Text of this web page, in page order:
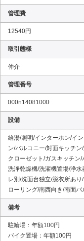
管理費
12540円
取引態様
仲介
管理番号
000n14081000
設備
給湯/照明/インターホン/イ
ン/バルコニー/対面キッチ
クローゼット/ガスキッチン
洗浄乾燥機/洗濯機置場/浄
レ別/洗面台独立/脱衣所あ
ローリング/南西向き/南面
備考
駐輪場：年額100円
バイク置場：年額100円